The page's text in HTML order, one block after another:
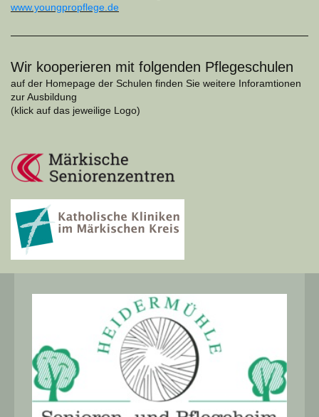
www.youngpropflege.de
Wir kooperieren mit folgenden Pflegeschulen
auf der Homepage der Schulen finden Sie weitere Inforamtionen
zur Ausbildung
(klick auf das jeweilige Logo)